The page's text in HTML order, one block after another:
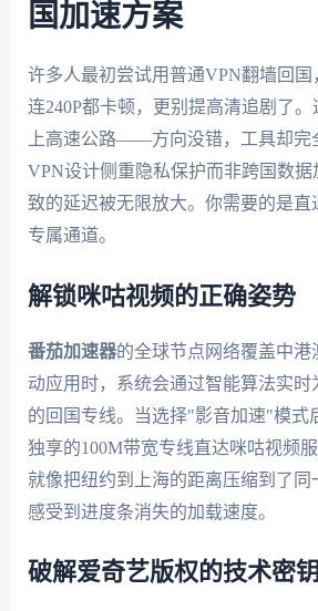
国加速方案
许多人最初尝试用普通VPN翻墙回国
连240P都卡顿，更别提高清追剧了
上高速公路——方向没错，工具却完
VPN设计侧重隐私保护而非跨国数据
致的延迟被无限放大。你需要的是直
专属通道。
解锁咪咕视频的正确姿势
番茄加速器的全球节点网络覆盖中港
动应用时，系统会通过智能算法实时
的回国专线。当选择"影音加速"模式
独享的100M带宽专线直达咪咕视频
就像把纽约到上海的距离压缩到了
感受到进度条消失的加载速度。
破解爱奇艺版权的技术密钥